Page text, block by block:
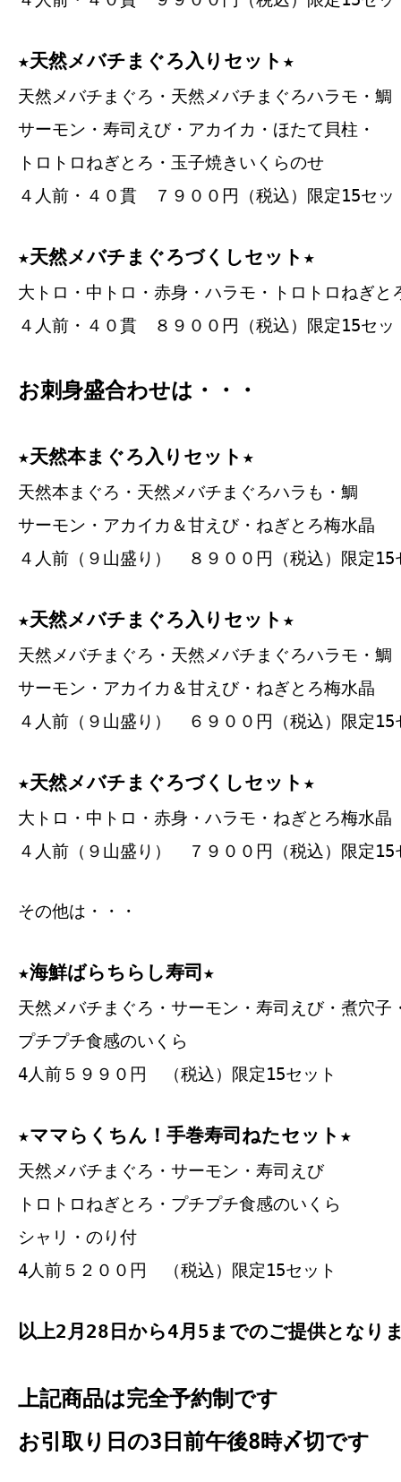
★天然メバチまぐろ入りセット★
天然メバチまぐろ・天然メバチまぐろハラモ・鯛
サーモン・寿司えび・アカイカ・ほたて貝柱・
トロトロねぎとろ・玉子焼きいくらのせ
４人前・４０貫 ７９００円（税込）限定15セッ
★天然メバチまぐろづくしセット★
大トロ・中トロ・赤身・ハラモ・トロトロねぎと
４人前・４０貫 ８９００円（税込）限定15セッ
お刺身盛合わせは・・・
★天然本まぐろ入りセット★
天然本まぐろ・天然メバチまぐろハラも・鯛
サーモン・アカイカ＆甘えび・ねぎとろ梅水晶
４人前（９山盛り） ８９００円（税込）限定15
★天然メバチまぐろ入りセット★
天然メバチまぐろ・天然メバチまぐろハラモ・鯛
サーモン・アカイカ＆甘えび・ねぎとろ梅水晶
４人前（９山盛り） ６９００円（税込）限定15
★天然メバチまぐろづくしセット★
大トロ・中トロ・赤身・ハラモ・ねぎとろ梅水晶
４人前（９山盛り） ７９００円（税込）限定15
その他は・・・
★海鮮ばらちらし寿司★
天然メバチまぐろ・サーモン・寿司えび・煮穴子
プチプチ食感のいくら
4人前５９９０円 （税込）限定15セット
★ママらくちん！手巻寿司ねたセット★
天然メバチまぐろ・サーモン・寿司えび
トロトロねぎとろ・プチプチ食感のいくら
シャリ・のり付
4人前５２００円 （税込）限定15セット
以上2月28日から4月5までのご提供となり
上記商品は完全予約制です
お引取り日の3日前午後8時〆切です